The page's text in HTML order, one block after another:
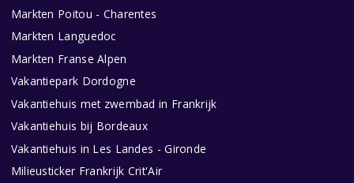
Markten Poitou - Charentes
Markten Languedoc
Markten Franse Alpen
Vakantiepark Dordogne
Vakantiehuis met zwembad in Frankrijk
Vakantiehuis bij Bordeaux
Vakantiehuis in Les Landes - Gironde
Milieusticker Frankrijk Crit'Air